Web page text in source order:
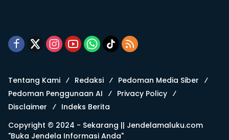
Tentang Kami Redaksi
Pedoman Media Siber
Pedoman Penggunaan AI
Privacy Policy
Disclaimer
Indeks Berita
Copyright © 2024 - Sekarang || Jendelamaluku.com
"Buka Jendela Informasi Anda"